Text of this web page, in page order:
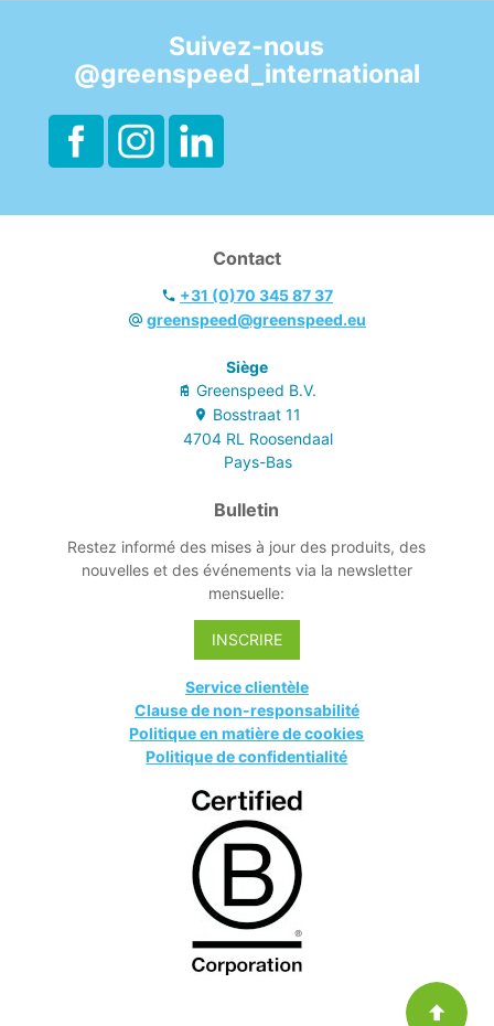
Suivez-nous
@greenspeed_international
Contact
+31 (0)70 345 87 37
greenspeed@greenspeed.eu
Siège
Greenspeed B.V.
Bosstraat 11
4704 RL Roosendaal
Pays-Bas
Bulletin
Restez informé des mises à jour des produits, des
nouvelles et des événements via la newsletter
mensuelle:
INSCRIRE
Service clientèle
Clause de non-responsabilité
Politique en matière de cookies
Politique de confidentialité